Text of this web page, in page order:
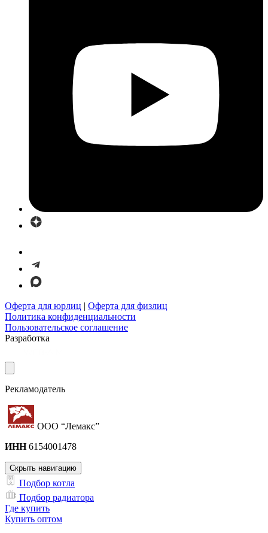
Оферта для юрлиц | Оферта для физлиц
Политика конфиденциальности
Пользовательское соглашение
Разработка
Рекламодатель
ООО “Лемакс”
ИНН6154001478
Скрыть навигацию
Подбор котла
Подбор радиатора
Где купить
Купить оптом